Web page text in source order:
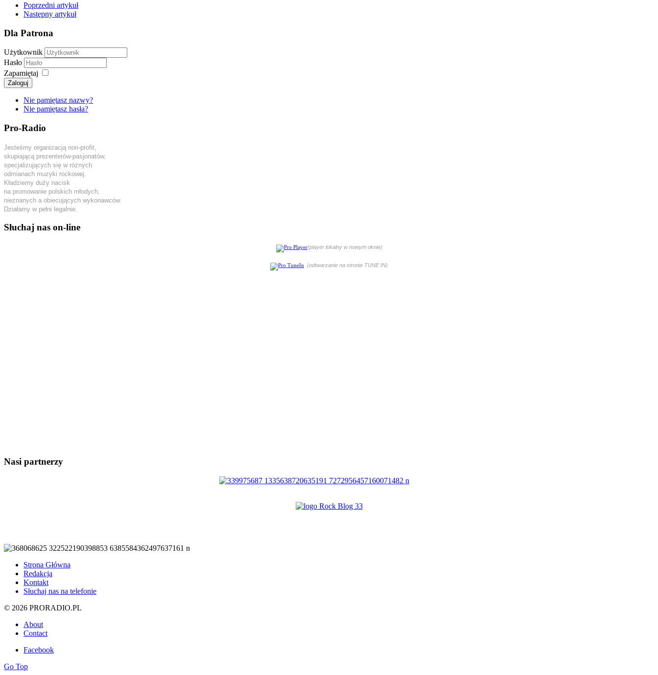
Poprzedni artykuł
Następny artykuł
Dla Patrona
Użytkownik
Hasło
Zapamiętaj
Zaloguj
Nie pamiętasz nazwy?
Nie pamiętasz hasła?
Pro-Radio
Jesteśmy organizacją non-profit,
skupiającą prezenterów-pasjonatów,
specjalizujących się w różnych
odmianach muzyki rockowej.
Kładziemy duży nacisk
na promowanie polskich młodych,
nieznanych a obiecujących wykonawców.
Działamy w pełni legalnie.
Słuchaj nas on-line
(player lokalny w nowym oknie)
(odtwarzanie na stronie TUNE IN)
Nasi partnerzy
Strona Główna
Redakcja
Kontakt
Słuchaj nas na telefonie
© 2026 PRORADIO.PL
About
Contact
Facebook
Go Top